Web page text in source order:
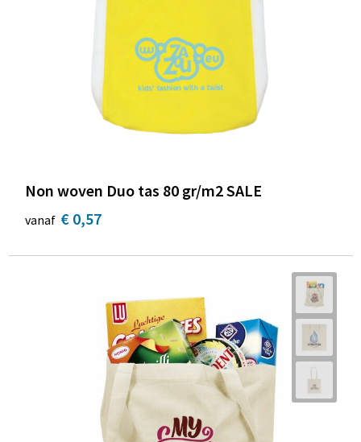
Non woven Duo tas 80 gr/m2 SALE
vanaf € 0,57